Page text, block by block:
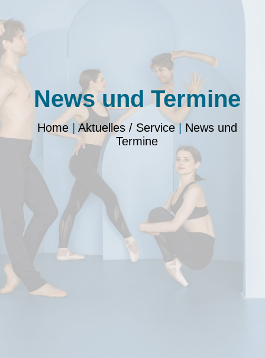
News und Termine
Home| Aktuelles / Service| News und
Termine